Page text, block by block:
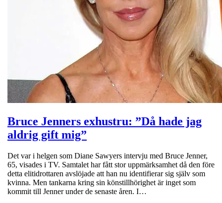
Bruce Jenners exhustru: ”Då hade jag
aldrig gift mig”
Det var i helgen som Diane Sawyers intervju med Bruce Jenner,
65, visades i TV. Samtalet har fått stor uppmärksamhet då den före
detta elitidrottaren avslöjade att han nu identifierar sig själv som
kvinna. Men tankarna kring sin könstillhörighet är inget som
kommit till Jenner under de senaste åren. I…